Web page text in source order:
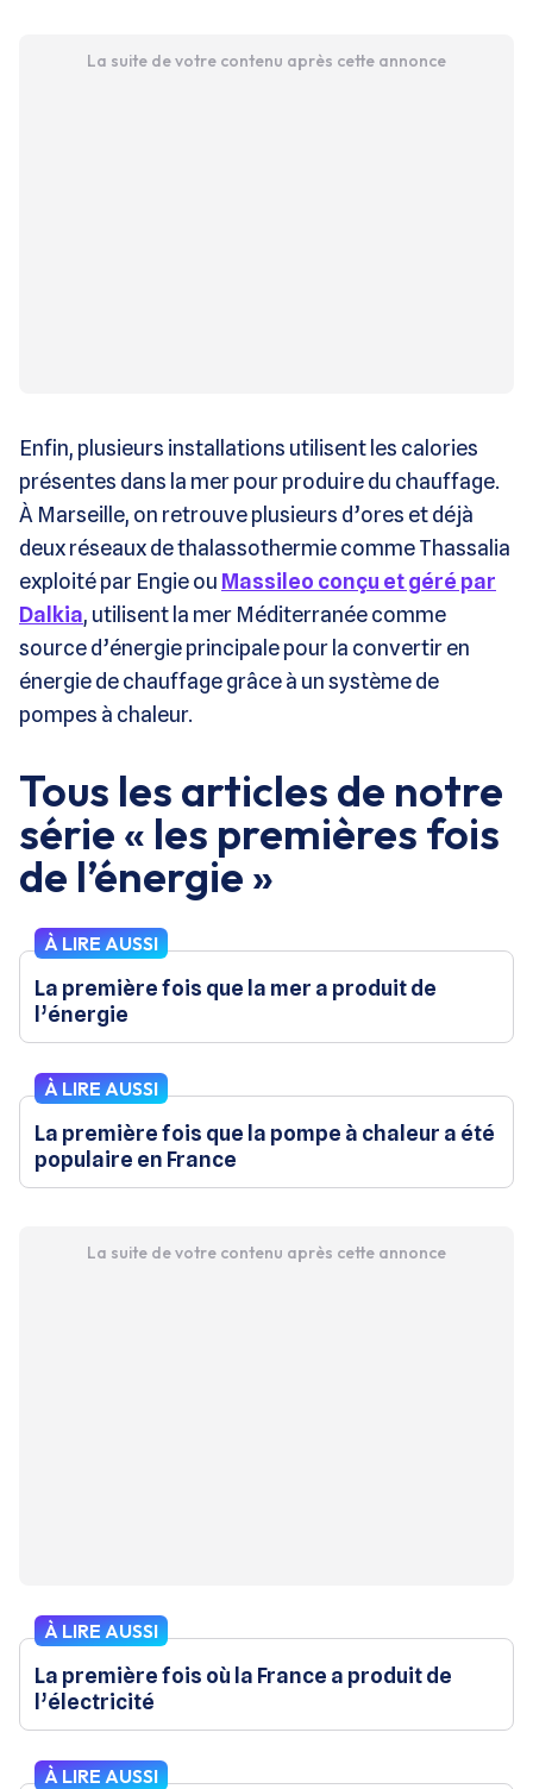
La suite de votre contenu après cette annonce
Enfin, plusieurs installations utilisent les calories
présentes dans la mer pour produire du chauffage.
À Marseille, on retrouve plusieurs d’ores et déjà
deux réseaux de thalassothermie comme Thassalia
exploité par Engie ou Massileo conçu et géré par
Dalkia, utilisent la mer Méditerranée comme
source d’énergie principale pour la convertir en
énergie de chauffage grâce à un système de
pompes à chaleur.
Tous les articles de notre
série « les premières fois
de l’énergie »
À LIRE AUSSI
La première fois que la mer a produit de
l’énergie
À LIRE AUSSI
La première fois que la pompe à chaleur a été
populaire en France
La suite de votre contenu après cette annonce
À LIRE AUSSI
La première fois où la France a produit de
l’électricité
À LIRE AUSSI